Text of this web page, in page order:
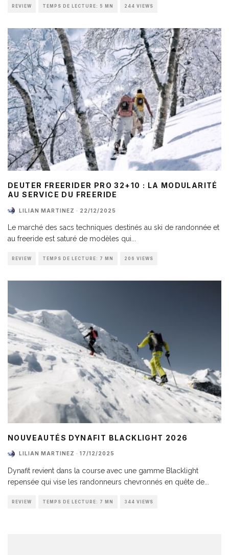
REVIEW TEMPS DE LECTURE: 5 MN 244 VIEWS
DEUTER FREERIDER PRO 32+10 : LA MODULARITÉ
AU SERVICE DU FREERIDE
LILIAN MARTINEZ · 22/12/2025
Le marché des sacs techniques destinés au ski de randonnée et
au freeride est saturé de modèles qui
REVIEW TEMPS DE LECTURE: 7 MN 206 VIEWS
NOUVEAUTÉS DYNAFIT BLACKLIGHT 2026
LILIAN MARTINEZ · 17/12/2025
Dynafit revient dans la course avec une gamme Blacklight
repensée qui vise les randonneurs chevronnés en quête de
REVIEW TEMPS DE LECTURE: 7 MN 344 VIEWS